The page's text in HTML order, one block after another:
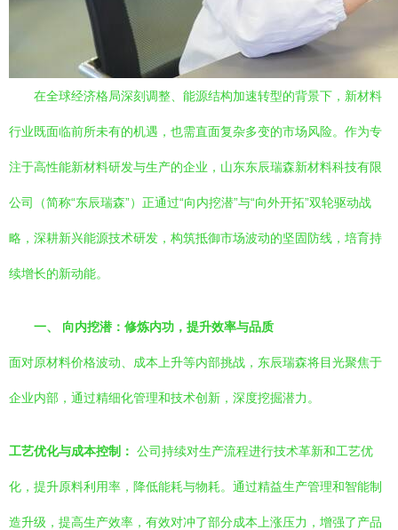
在全球经济格局深刻调整、能源结构加速转型的背景下，新材料
行业既面临前所未有的机遇，也需直面复杂多变的市场风险。作为专
注于高性能新材料研发与生产的企业，山东东辰瑞森新材料科技有限
公司（简称“东辰瑞森”）正通过“向内挖潜”与“向外开拓”双轮驱动战
略，深耕新兴能源技术研发，构筑抵御市场波动的坚固防线，培育持
续增长的新动能。
一、 向内挖潜：修炼内功，提升效率与品质
面对原材料价格波动、成本上升等内部挑战，东辰瑞森将目光聚焦于
企业内部，通过精细化管理和技术创新，深度挖掘潜力。
工艺优化与成本控制： 公司持续对生产流程进行技术革新和工艺优
化，提升原料利用率，降低能耗与物耗。通过精益生产管理和智能制
造升级，提高生产效率，有效对冲了部分成本上涨压力，增强了产品